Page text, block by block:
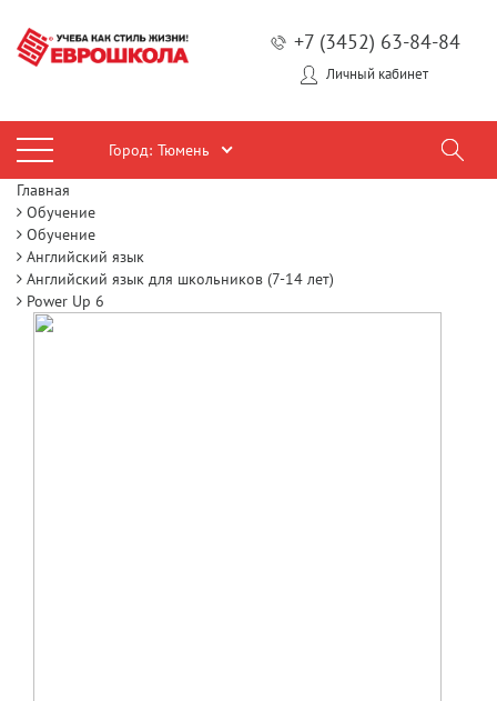
+7 (3452) 63-84-84
Личный кабинет
Город: Тюмень
Главная
Обучение
Обучение
Английский язык
Английский язык для школьников (7-14 лет)
Power Up 6